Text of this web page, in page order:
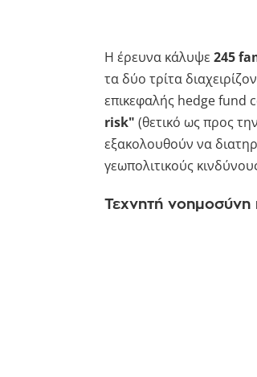
Η έρευνα κάλυψε 245
τα δύο τρίτα
επικεφαλής hedge fund
risk" (θετικό ως προς
εξακολουθούν να
γεωπολιτικούς
Τεχνητή νοημοσύνη